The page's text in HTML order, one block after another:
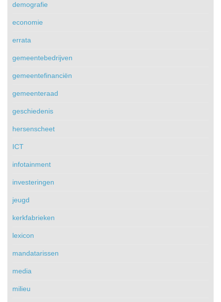
demografie
economie
errata
gemeentebedrijven
gemeentefinanciën
gemeenteraad
geschiedenis
hersenscheet
ICT
infotainment
investeringen
jeugd
kerkfabrieken
lexicon
mandatarissen
media
milieu